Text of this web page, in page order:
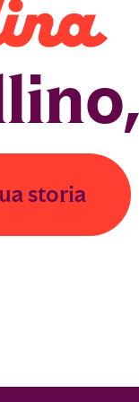
storia